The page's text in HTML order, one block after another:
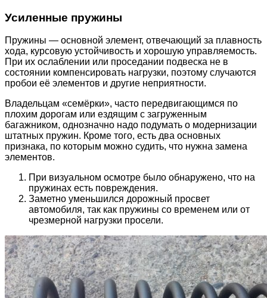
Усиленные пружины
Пружины — основной элемент, отвечающий за плавность
хода, курсовую устойчивость и хорошую управляемость.
При их ослаблении или проседании подвеска не в
состоянии компенсировать нагрузки, поэтому случаются
пробои её элементов и другие неприятности.
Владельцам «семёрки», часто передвигающимся по
плохим дорогам или ездящим с загруженным
багажником, однозначно надо подумать о модернизации
штатных пружин. Кроме того, есть два основных
признака, по которым можно судить, что нужна замена
элементов.
При визуальном осмотре было обнаружено, что на
пружинах есть повреждения.
Заметно уменьшился дорожный просвет
автомобиля, так как пружины со временем или от
чрезмерной нагрузки просели.